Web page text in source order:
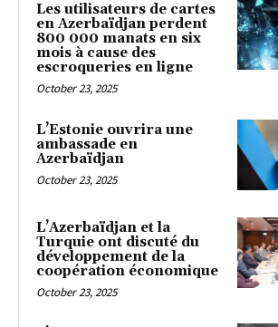
Les utilisateurs de cartes
en Azerbaïdjan perdent
800 000 manats en six
mois à cause des
escroqueries en ligne
October 23, 2025
L’Estonie ouvrira une
ambassade en
Azerbaïdjan
October 23, 2025
L’Azerbaïdjan et la
Turquie ont discuté du
développement de la
coopération économique
October 23, 2025